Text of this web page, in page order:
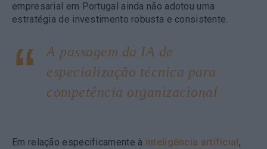
empresarial em Portugal ainda não adotou uma
estratégia de investimento robusta e consistente.
A passagem da IA de
especialização técnica para
competência organizacional
Em relação especificamente à inteligência artificial ,